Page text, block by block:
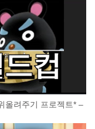
올려주기 프로젝트* –